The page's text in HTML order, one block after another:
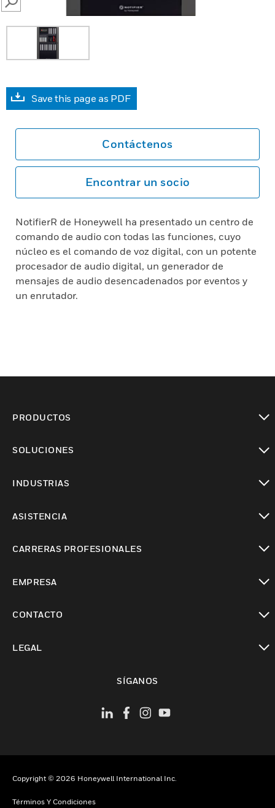
SEARCH
Save this page as PDF
Contáctenos
Encontrar un socio
NotifierR de Honeywell ha presentado un centro de
comando de audio con todas las funciones, cuyo
núcleo es el comando de voz digital, con un potente
procesador de audio digital, un generador de
mensajes de audio desencadenados por eventos y
un enrutador.
PRODUCTOS
SOLUCIONES
INDUSTRIAS
ASISTENCIA
CARRERAS PROFESIONALES
EMPRESA
CONTACTO
LEGAL
SÍGANOS
Copyright © 2026 Honeywell International Inc.
Términos Y Condiciones